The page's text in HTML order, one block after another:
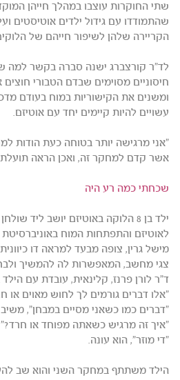
שתי החוקרות עוצבו במהלך חייהן
שהתמודדו עם גידול ילדים אוטיסטים
הקריירה שלהן לשיפור חייהם של
לד"ר קורצברג ישנה סברה בקשר למה
חיסוניים מסוימים שבדם הטבורי
ומשנים את הקישוריות במוח בעודם
עשויים להיות קיימים יחד עם אוטיזם.
"אני מרגישה יותר בטוחה כעת הודות
אשר קדם למחקר זה, ואכן הראה
שכחתי כמה רע היה
ילד בן 8 הלוקה באוטיזם יושב ליד
לאוטיזם והתפתחות המוח
מישל גרין, צופה מבעד למראה דו
צגי מחשב, המאפשרות לה להמשיך
ד"ר לורן פרנז, קלינאית, עובדת עם
"אלו דברים גורמים לך לחוש מאוים או
"דברים כמו כשאני מסיים במבחן", משיב
"איך זה מרגיש כשאתה מפוחד או חרד?"
"די מוזר", הוא עונה.
הילד משתתף במחקר השני והוא שב